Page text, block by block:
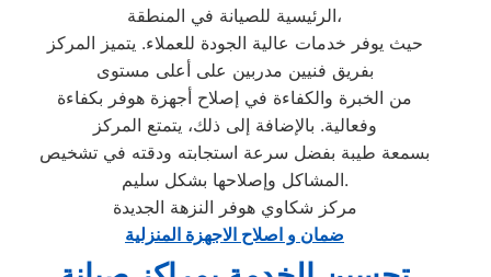
الرئيسية للصيانة في المنطقة،
حيث يوفر خدمات عالية الجودة للعملاء. يتميز المركز
بفريق فنيين مدربين على أعلى مستوى
من الخبرة والكفاءة في إصلاح أجهزة هوفر بكفاءة
وفعالية. بالإضافة إلى ذلك، يتمتع المركز
بسمعة طيبة بفضل سرعة استجابته ودقته في تشخيص
المشاكل وإصلاحها بشكل سليم.
مركز شكاوي هوفر النزهة الجديدة
ضمان و اصلاح الاجهزة المنزلية